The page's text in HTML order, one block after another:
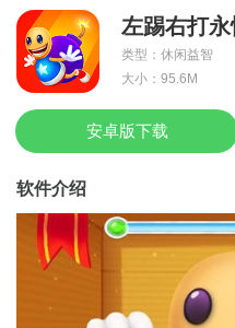
左踢右打永
类型：休闲益智
大小：95.6M
安卓版下载
软件介绍